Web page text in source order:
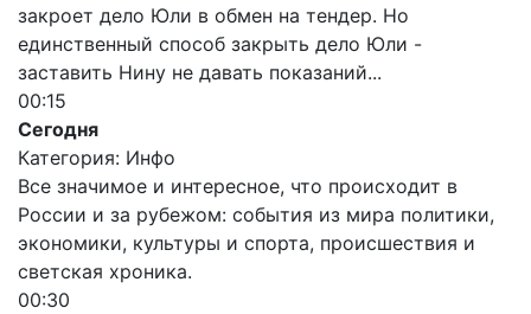
закроет дело Юли в обмен на тендер. Но
единственный способ закрыть дело Юли -
заставить Нину не давать показаний...
00:15
Сегодня
Категория: Инфо
Все значимое и интересное, что происходит в
России и за рубежом: события из мира политики,
экономики, культуры и спорта, происшествия и
светская хроника.
00:30